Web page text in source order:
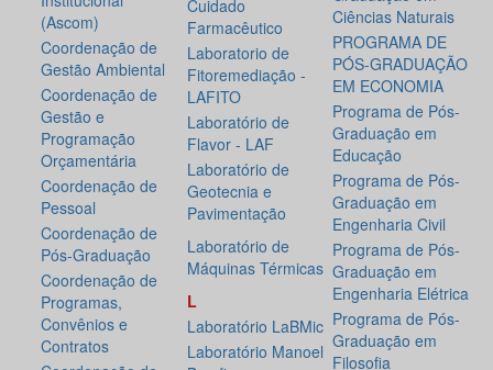
(Ascom)
Coordenação de
Gestão Ambiental
Coordenação de
Gestão e
Programação
Orçamentária
Coordenação de
Pessoal
Coordenação de
Pós-Graduação
Coordenação de
Programas,
Convênios e
Contratos
Cuidado
Farmacêutico
Laboratorio de
Fitoremediação -
LAFITO
Laboratório de
Flavor - LAF
Laboratório de
Geotecnia e
Pavimentação
Laboratório de
Máquinas Térmicas
L
Laboratório LaBMic
Laboratório Manoel
Ciências Naturais
PROGRAMA DE
PÓS-GRADUAÇÃO
EM ECONOMIA
Programa de Pós-
Graduação em
Educação
Programa de Pós-
Graduação em
Engenharia Civil
Programa de Pós-
Graduação em
Engenharia Elétrica
Programa de Pós-
Graduação em
Filosofia